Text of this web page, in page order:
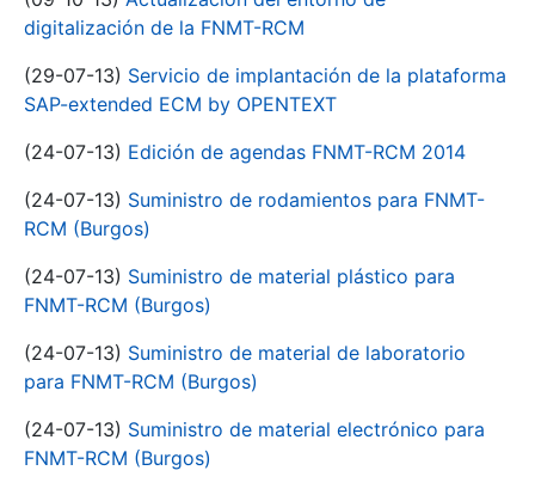
digitalización de la FNMT-RCM
(29-07-13) Servicio de implantación de la plataforma
SAP-extended ECM by OPENTEXT
(24-07-13) Edición de agendas FNMT-RCM 2014
(24-07-13) Suministro de rodamientos para FNMT-
RCM (Burgos)
(24-07-13) Suministro de material plástico para
FNMT-RCM (Burgos)
(24-07-13) Suministro de material de laboratorio
para FNMT-RCM (Burgos)
(24-07-13) Suministro de material electrónico para
FNMT-RCM (Burgos)